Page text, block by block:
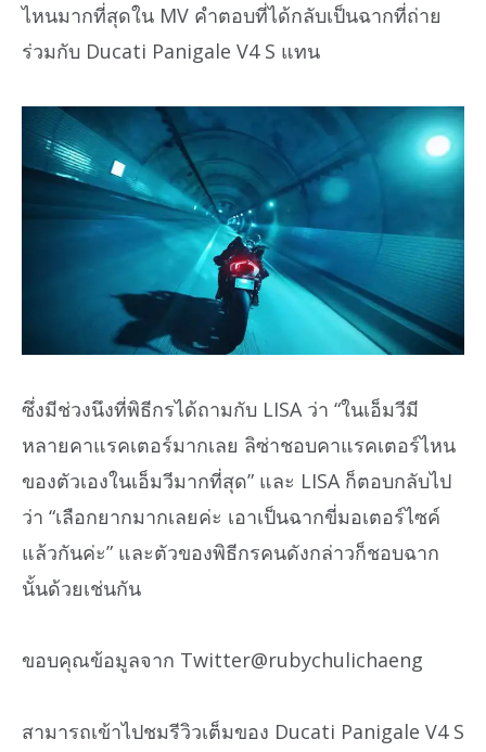
ไหนมากที่สุดใน MV คำตอบที่ได้กลับเป็นฉากที่ถ่าย
ร่วมกับ Ducati Panigale V4 S แทน
ซึ่งมีช่วงนึงที่พิธีกรได้ถามกับ LISA ว่า “ในเอ็มวีมี
หลายคาแรคเตอร์มากเลย ลิซ่าชอบคาแรคเตอร์ไหน
ของตัวเองในเอ็มวีมากที่สุด” และ LISA ก็ตอบกลับไป
ว่า “เลือกยากมากเลยค่ะ เอาเป็นฉากขี่มอเตอร์ไซค์
แล้วกันค่ะ” และตัวของพิธีกรคนดังกล่าวก็ชอบฉาก
นั้นด้วยเช่นกัน
ขอบคุณข้อมูลจาก Twitter@rubychulichaeng
สามารถเข้าไปชมรีวิวเต็มของ Ducati Panigale V4 S